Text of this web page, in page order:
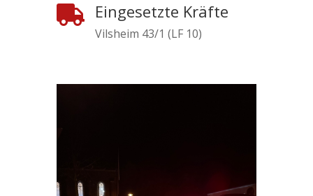
 Eingesetzte Kräfte
Vilsheim 43/1 (LF 10)